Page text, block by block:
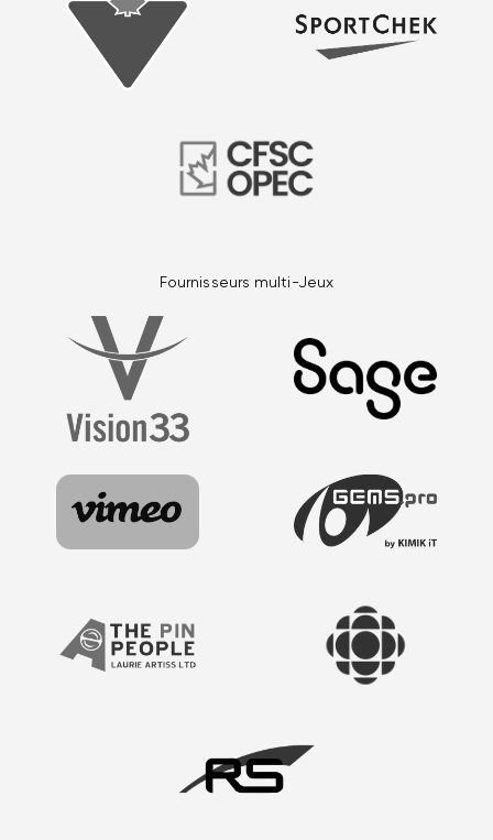
Fournisseurs multi-Jeux